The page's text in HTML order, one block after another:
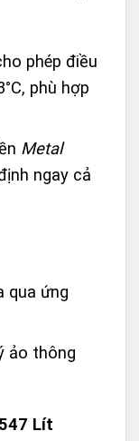
phép điều
phù hợp
Metal
ngay cả
qua ứng
ảo thông
Lít